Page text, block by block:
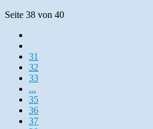
Seite 38 von 40
31
32
33
...
35
36
37